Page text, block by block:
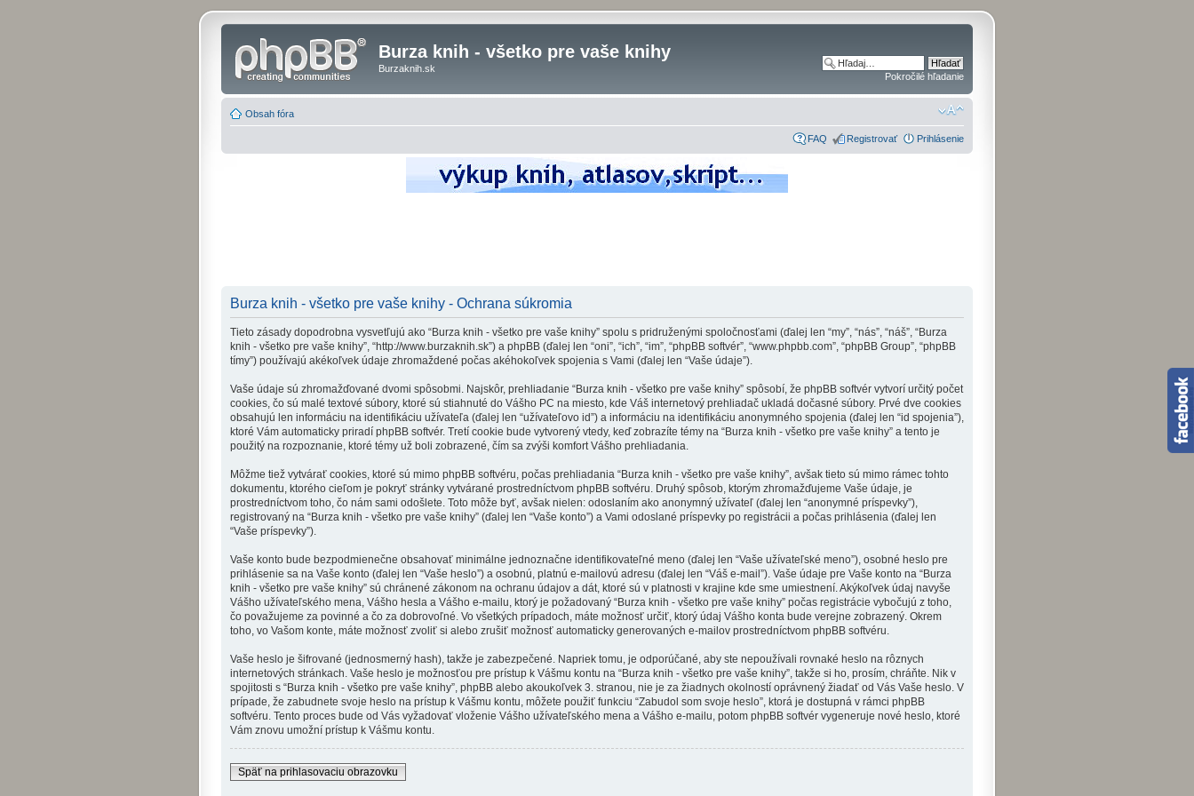
Burza knih - všetko pre vaše knihy
Burzaknih.sk
Pokročilé hľadanie
Obsah fóra
FAQ Registrovať Prihlásenie
Burza knih - všetko pre vaše knihy - Ochrana súkromia
Tieto zásady dopodrobna vysvetľujú ako “Burza knih - všetko pre vaše knihy” spolu s pridruženými spoločnosťami (ďalej len “my”, “nás”, “náš”, “Burza
knih - všetko pre vaše knihy”, “http://www.burzaknih.sk”) a phpBB (ďalej len “oni”, “ich”, “im”, “phpBB softvér”, “www.phpbb.com”, “phpBB Group”, “phpBB
tímy”) používajú akékoľvek údaje zhromaždené počas akéhokoľvek spojenia s Vami (ďalej len “Vaše údaje”).
Vaše údaje sú zhromažďované dvomi spôsobmi. Najskôr, prehliadanie “Burza knih - všetko pre vaše knihy” spôsobí, že phpBB softvér vytvorí určitý počet
cookies, čo sú malé textové súbory, ktoré sú stiahnuté do Vášho PC na miesto, kde Váš internetový prehliadač ukladá dočasné súbory. Prvé dve cookies
obsahujú len informáciu na identifikáciu užívateľa (ďalej len “užívateľovo id”) a informáciu na identifikáciu anonymného spojenia (ďalej len “id spojenia”),
ktoré Vám automaticky priradí phpBB softvér. Tretí cookie bude vytvorený vtedy, keď zobrazíte témy na “Burza knih - všetko pre vaše knihy” a tento je
použitý na rozpoznanie, ktoré témy už boli zobrazené, čím sa zvýši komfort Vášho prehliadania.
Môžme tiež vytvárať cookies, ktoré sú mimo phpBB softvéru, počas prehliadania “Burza knih - všetko pre vaše knihy”, avšak tieto sú mimo rámec tohto
dokumentu, ktorého cieľom je pokryť stránky vytvárané prostredníctvom phpBB softvéru. Druhý spôsob, ktorým zhromažďujeme Vaše údaje, je
prostredníctvom toho, čo nám sami odošlete. Toto môže byť, avšak nielen: odoslaním ako anonymný užívateľ (ďalej len “anonymné príspevky”),
registrovaný na “Burza knih - všetko pre vaše knihy” (ďalej len “Vaše konto”) a Vami odoslané príspevky po registrácii a počas prihlásenia (ďalej len
“Vaše príspevky”).
Vaše konto bude bezpodmienečne obsahovať minimálne jednoznačne identifikovateľné meno (ďalej len “Vaše užívateľské meno”), osobné heslo pre
prihlásenie sa na Vaše konto (ďalej len “Vaše heslo”) a osobnú, platnú e-mailovú adresu (ďalej len “Váš e-mail”). Vaše údaje pre Vaše konto na “Burza
knih - všetko pre vaše knihy” sú chránené zákonom na ochranu údajov a dát, ktoré sú v platnosti v krajine kde sme umiestnení. Akýkoľvek údaj navyše
Vášho užívateľského mena, Vášho hesla a Vášho e-mailu, ktorý je požadovaný “Burza knih - všetko pre vaše knihy” počas registrácie vybočujú z toho,
čo považujeme za povinné a čo za dobrovoľné. Vo všetkých prípadoch, máte možnosť určiť, ktorý údaj Vášho konta bude verejne zobrazený. Okrem
toho, vo Vašom konte, máte možnosť zvoliť si alebo zrušiť možnosť automaticky generovaných e-mailov prostredníctvom phpBB softvéru.
Vaše heslo je šifrované (jednosmerný hash), takže je zabezpečené. Napriek tomu, je odporúčané, aby ste nepoužívali rovnaké heslo na rôznych
internetových stránkach. Vaše heslo je možnosťou pre prístup k Vášmu kontu na “Burza knih - všetko pre vaše knihy”, takže si ho, prosím, chráňte. Nik v
spojitosti s “Burza knih - všetko pre vaše knihy”, phpBB alebo akoukoľvek 3. stranou, nie je za žiadnych okolností oprávnený žiadať od Vás Vaše heslo. V
prípade, že zabudnete svoje heslo na prístup k Vášmu kontu, môžete použiť funkciu “Zabudol som svoje heslo”, ktorá je dostupná v rámci phpBB
softvéru. Tento proces bude od Vás vyžadovať vloženie Vášho užívateľského mena a Vášho e-mailu, potom phpBB softvér vygeneruje nové heslo, ktoré
Vám znovu umožní prístup k Vášmu kontu.
Späť na prihlasovaciu obrazovku